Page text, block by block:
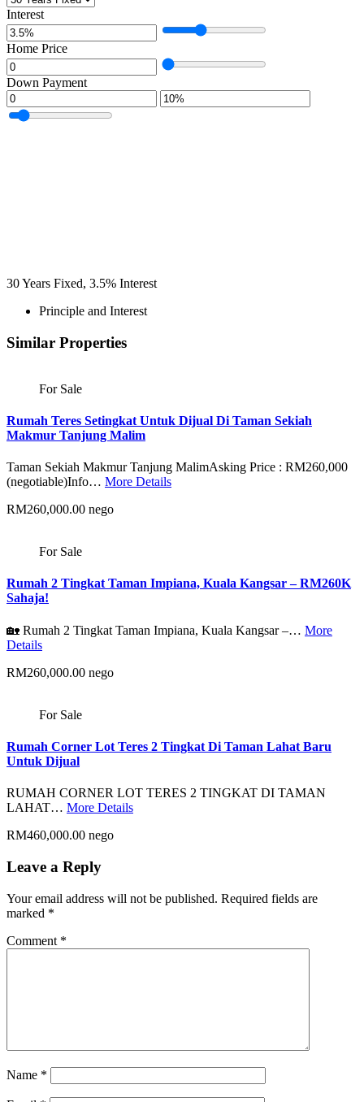
Interest
Home Price
Down Payment
30Years Fixed, 3.5% Interest
Principle and Interest
Similar Properties
For Sale
Rumah Teres Setingkat Untuk Dijual Di Taman Sekiah
Makmur Tanjung Malim
Taman Sekiah Makmur Tanjung MalimAsking Price : RM260,000
(negotiable)Info… More Details
RM260,000.00 nego
For Sale
Rumah 2 Tingkat Taman Impiana, Kuala Kangsar – RM260K
Sahaja!
🏡 Rumah 2 Tingkat Taman Impiana, Kuala Kangsar –… More
Details
RM260,000.00 nego
For Sale
Rumah Corner Lot Teres 2 Tingkat Di Taman Lahat Baru
Untuk Dijual
RUMAH CORNER LOT TERES 2 TINGKAT DI TAMAN
LAHAT… More Details
RM460,000.00 nego
Leave a Reply
Your email address will not be published. Required fields are
marked *
Comment *
Name *